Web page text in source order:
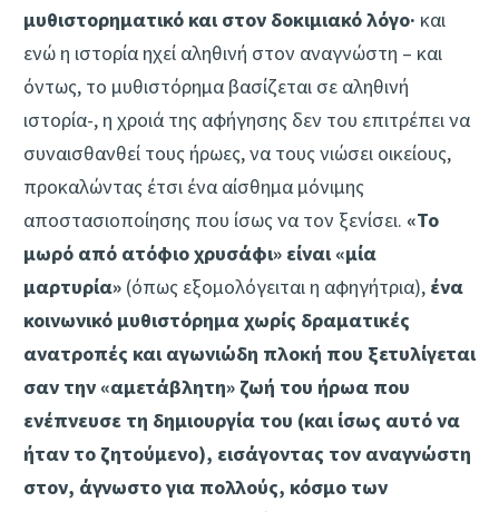
μυθιστορηματικό και στον δοκιμιακό λόγο· και
ενώ η ιστορία ηχεί αληθινή στον αναγνώστη – και
όντως, το μυθιστόρημα βασίζεται σε αληθινή
ιστορία-, η χροιά της αφήγησης δεν του επιτρέπει να
συναισθανθεί τους ήρωες, να τους νιώσει οικείους,
προκαλώντας έτσι ένα αίσθημα μόνιμης
αποστασιοποίησης που ίσως να τον ξενίσει. «Το
μωρό από ατόφιο χρυσάφι» είναι «μία
μαρτυρία» (όπως εξομολόγειται η αφηγήτρια), ένα
κοινωνικό μυθιστόρημα χωρίς δραματικές
ανατροπές και αγωνιώδη πλοκή που ξετυλίγεται
σαν την «αμετάβλητη» ζωή του ήρωα που
ενέπνευσε τη δημιουργία του (και ίσως αυτό να
ήταν το ζητούμενο), εισάγοντας τον αναγνώστη
στον, άγνωστο για πολλούς, κόσμο των